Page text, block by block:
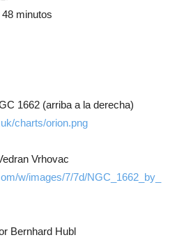
minutos
1662 (arriba a la derecha)
charts/orion.png
Vrhovac
w/images/7/7d/NGC_1662_by_
Bernhard Hubl